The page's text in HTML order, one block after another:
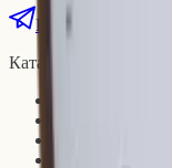
Написать нам
Каталог